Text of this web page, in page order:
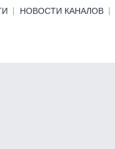
НОВОСТИ КАНАЛОВ